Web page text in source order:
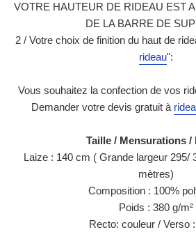
VOTRE HAUTEUR DE RIDEAU EST
DE LA BARRE DE
2 / Votre choix de finition du haut de
rideau":
Vous souhaitez la confection de vos
Demander votre devis gratuit à
Taille / Mensurations /
Laize : 140 cm ( Grande largeur 295/
mètres)
Composition : 100%
Poids : 380 g/m²
Recto: couleur / Verso